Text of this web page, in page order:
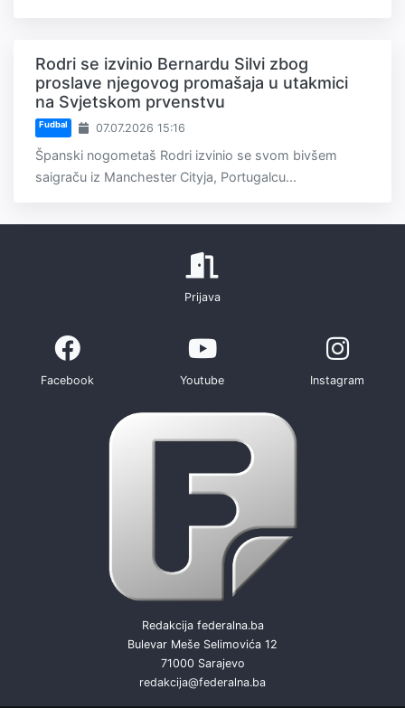
Rodri se izvinio Bernardu Silvi zbog
proslave njegovog promašaja u utakmici
na Svjetskom prvenstvu
Fudbal 07.07.2026 15:16
Španski nogometaš Rodri izvinio se svom bivšem
saigraču iz Manchester Cityja, Portugalcu...
Prijava
Facebook Youtube Instagram
Redakcija federalna.ba
Bulevar Meše Selimovića 12
71000 Sarajevo
redakcija@federalna.ba